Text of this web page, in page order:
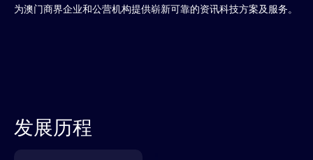
为澳门商界企业和公营机构提供崭新可靠的资讯科技方案及服务。
发展历程